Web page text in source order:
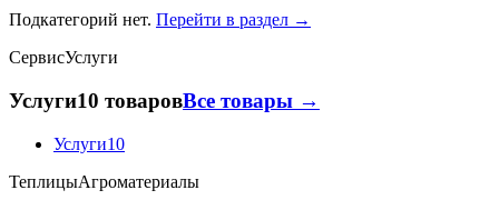
Подкатегорий нет. Перейти в раздел →
СервисУслуги
Услуги10 товаровВсе товары →
Услуги10
ТеплицыАгроматериалы